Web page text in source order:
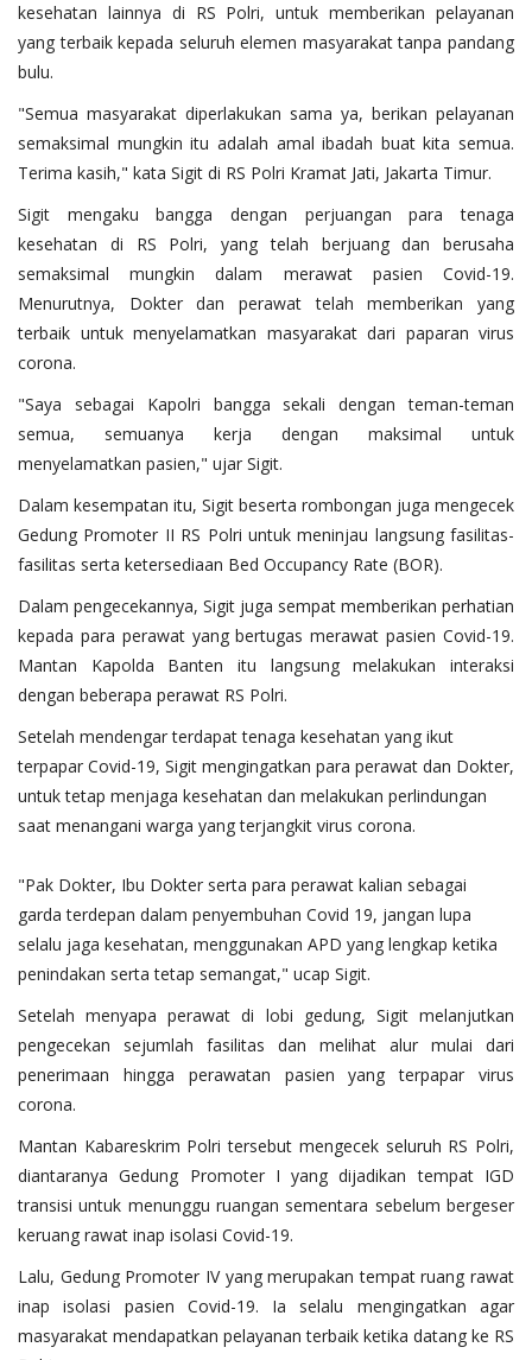
kesehatan lainnya di RS Polri, untuk memberikan pelayanan
yang terbaik kepada seluruh elemen masyarakat tanpa pandang
bulu.
"Semua masyarakat diperlakukan sama ya, berikan pelayanan
semaksimal mungkin itu adalah amal ibadah buat kita semua.
Terima kasih," kata Sigit di RS Polri Kramat Jati, Jakarta Timur.
Sigit mengaku bangga dengan perjuangan para tenaga
kesehatan di RS Polri, yang telah berjuang dan berusaha
semaksimal mungkin dalam merawat pasien Covid-19.
Menurutnya, Dokter dan perawat telah memberikan yang
terbaik untuk menyelamatkan masyarakat dari paparan virus
corona.
"Saya sebagai Kapolri bangga sekali dengan teman-teman
semua, semuanya kerja dengan maksimal untuk
menyelamatkan pasien," ujar Sigit.
Dalam kesempatan itu, Sigit beserta rombongan juga mengecek
Gedung Promoter II RS Polri untuk meninjau langsung fasilitas-
fasilitas serta ketersediaan Bed Occupancy Rate (BOR).
Dalam pengecekannya, Sigit juga sempat memberikan perhatian
kepada para perawat yang bertugas merawat pasien Covid-19.
Mantan Kapolda Banten itu langsung melakukan interaksi
dengan beberapa perawat RS Polri.
Setelah mendengar terdapat tenaga kesehatan yang ikut
terpapar Covid-19, Sigit mengingatkan para perawat dan Dokter,
untuk tetap menjaga kesehatan dan melakukan perlindungan
saat menangani warga yang terjangkit virus corona.
"Pak Dokter, Ibu Dokter serta para perawat kalian sebagai
garda terdepan dalam penyembuhan Covid 19, jangan lupa
selalu jaga kesehatan, menggunakan APD yang lengkap ketika
penindakan serta tetap semangat," ucap Sigit.
Setelah menyapa perawat di lobi gedung, Sigit melanjutkan
pengecekan sejumlah fasilitas dan melihat alur mulai dari
penerimaan hingga perawatan pasien yang terpapar virus
corona.
Mantan Kabareskrim Polri tersebut mengecek seluruh RS Polri,
diantaranya Gedung Promoter I yang dijadikan tempat IGD
transisi untuk menunggu ruangan sementara sebelum bergeser
keruang rawat inap isolasi Covid-19.
Lalu, Gedung Promoter IV yang merupakan tempat ruang rawat
inap isolasi pasien Covid-19. Ia selalu mengingatkan agar
masyarakat mendapatkan pelayanan terbaik ketika datang ke RS